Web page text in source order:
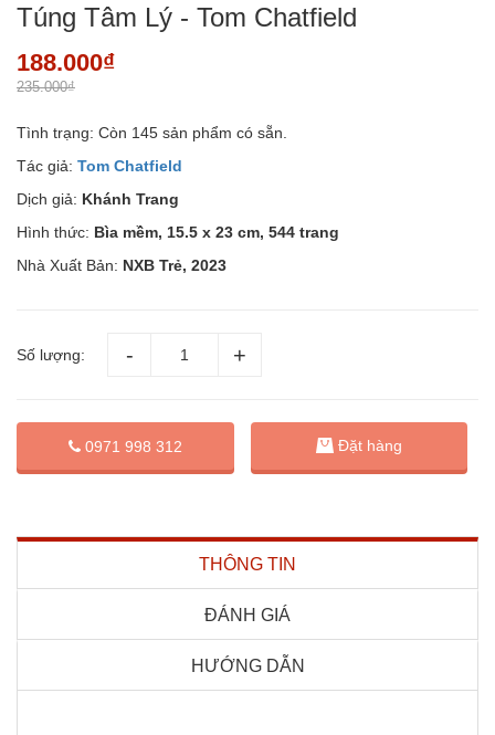
Túng Tâm Lý - Tom Chatfield
188.000₫
235.000₫
Tình trạng: Còn 145 sản phẩm có sẵn.
Tác giả: Tom Chatfield
Dịch giả: Khánh Trang
Hình thức: Bìa mềm, 15.5 x 23 cm, 544 trang
Nhà Xuất Bản: NXB Trẻ, 2023
Số lượng:
0971 998 312 Đặt hàng
THÔNG TIN
ĐÁNH GIÁ
HƯỚNG DẪN